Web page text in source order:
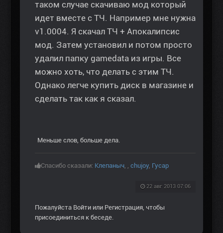
таком случае скачиваю мод который
идет вместе с ТЧ. Например мне нужна
v1.0004. Я скачал ТЧ + Апокалипсис
мод. Затем установил и потом просто
удалил папку gamedata из игры. Все
можно хоть, что делать с этим ТЧ.
Однако легче купить диск в магазине и
сделать так как я сказал.
Меньше слов, больше дела.
Спасибо сказали: Клепаныч chujoy Гусар
22 авг 2013 07:06
Пожалуйста Войти или Регистрация , чтобы
присоединиться к беседе.